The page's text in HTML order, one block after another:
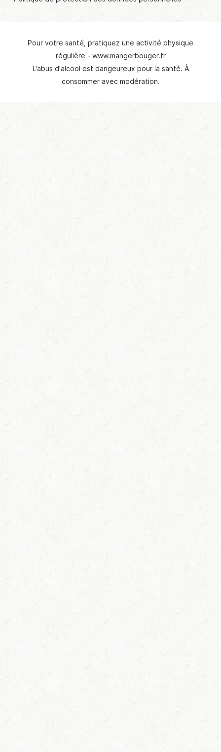
© Crédit photo : ASRBB
Pour votre santé, pratiquez une activité physique
régulière - www.mangerbouger.fr
L'abus d'alcool est dangeureux pour la santé. À
consommer avec modération.